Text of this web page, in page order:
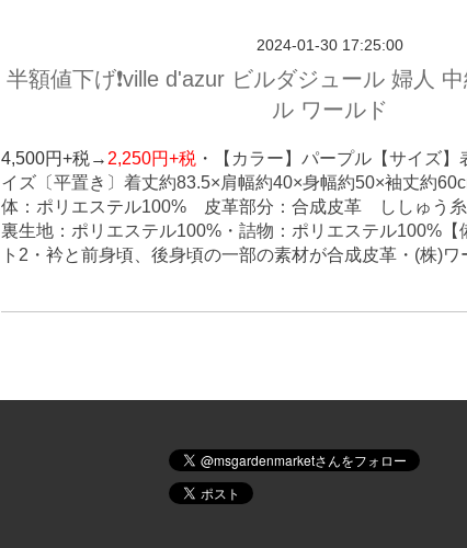
2024-01-30 17:25:00
半額値下げ❗️ville d'azur ビルダジュール 婦人
ル ワールド
4,500円+税→ 2,250円+税 ・ 【カラー】パープル 【サイズ
イズ〔平置き〕着丈約83.5×肩幅約40×身幅約50×袖丈約
体：ポリエステル100% 皮革部分：合成皮革 ししゅう糸
裏生地：ポリエステル100%・詰物：ポリエステル100%
ト2・衿と前身頃、後身頃の一部の素材が合成皮革・(株)ワ